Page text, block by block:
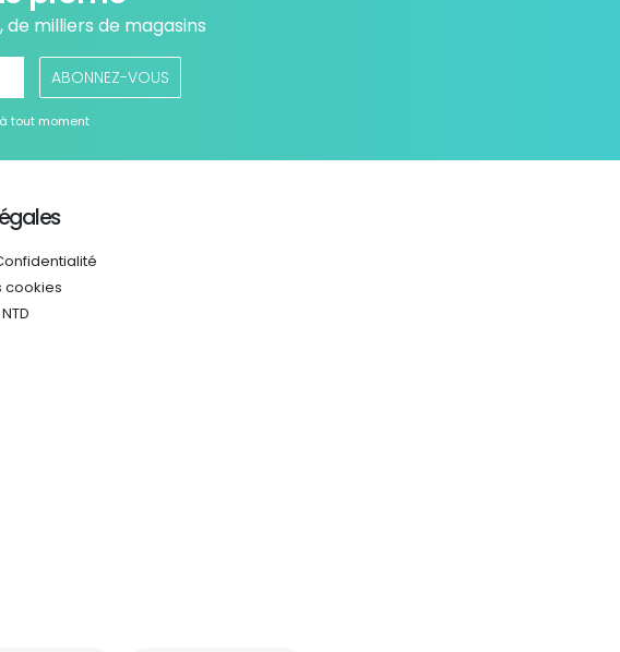
milliers de magasins
ABONNEZ-VOUS
tout moment
cookies